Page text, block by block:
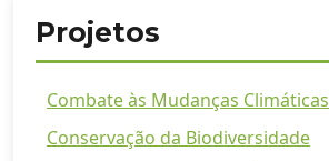
Projetos
Combate às Mudanças Climáticas
Conservação da Biodiversidade